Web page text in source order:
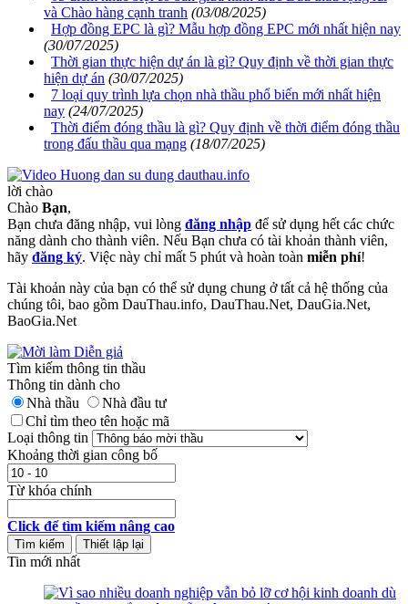
và Chào hàng cạnh tranh (03/08/2025)
Hợp đồng EPC là gì? Mẫu hợp đồng EPC mới nhất hiện nay
(30/07/2025)
Thời gian thực hiện dự án là gì? Quy định về thời gian thực
hiện dự án (30/07/2025)
7 loại quy trình lựa chọn nhà thầu phổ biến mới nhất hiện
nay (24/07/2025)
Thời điểm đóng thầu là gì? Quy định về thời điểm đóng thầu
trong đấu thầu qua mạng (18/07/2025)
lời chào
Chào Bạn,
Bạn chưa đăng nhập, vui lòng đăng nhập để sử dụng hết các chức
năng dành cho thành viên. Nếu Bạn chưa có tài khoản thành viên,
hãy đăng ký. Việc này chỉ mất 5 phút và hoàn toàn miễn phí!
Tài khoản này của bạn có thể sử dụng chung ở tất cả hệ thống của
chúng tôi, bao gồm DauThau.info, DauThau.Net, DauGia.Net,
BaoGia.Net
Tìm kiếm thông tin thầu
Thông tin dành cho
Nhà thầu
Nhà đầu tư
Chỉ tìm theo tên hoặc mã
Loại thông tin
Khoảng thời gian công bố
Từ khóa chính
Click để tìm kiếm nâng cao
Tin mới nhất